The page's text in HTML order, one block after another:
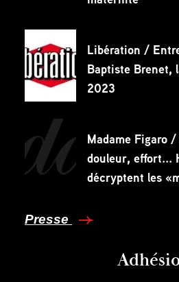
Libération /
Baptiste Brenet,
2023
Madame Figaro
douleur, effort...
décryptent les
Presse